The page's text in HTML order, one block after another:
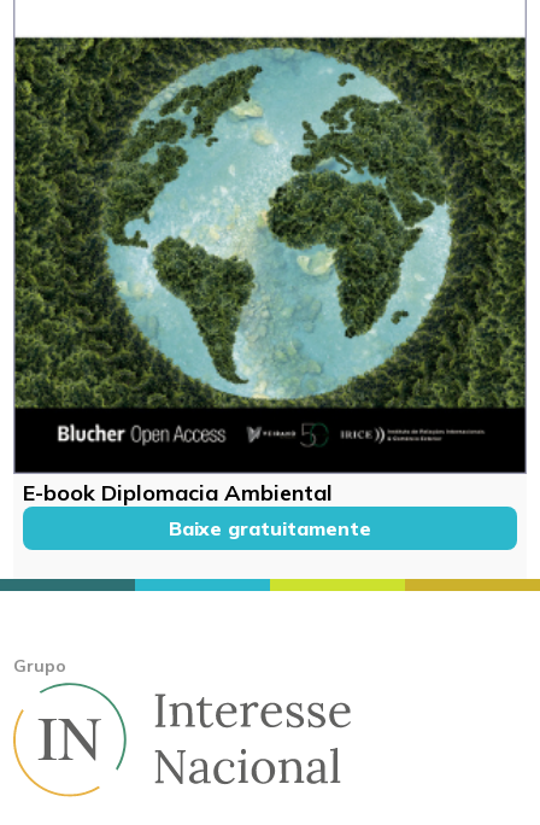
E-book Diplomacia Ambiental
Baixe gratuitamente
Grupo